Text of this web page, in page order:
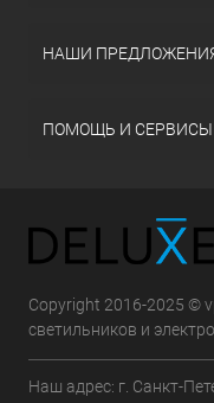
НАШИ
ПОМОЩЬ И СЕРВИСЫ
Copyright 2016-2025 ©
светильников и
Наш адрес: г. Санкт-